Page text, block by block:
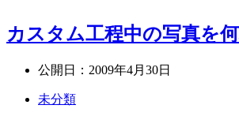
カスタム工程中の写真を
公開日： 2009年4月30日
未分類